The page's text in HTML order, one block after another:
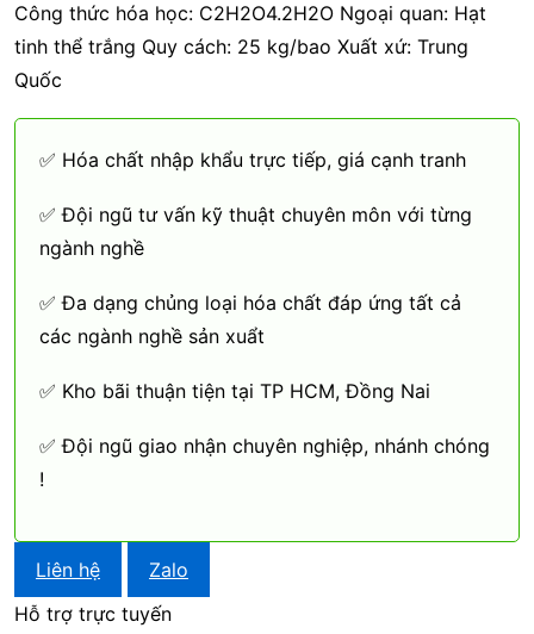
Công thức hóa học: C2H2O4.2H2O Ngoại quan: Hạt
tinh thể trắng Quy cách: 25 kg/bao Xuất xứ: Trung
Quốc
✅ Hóa chất nhập khẩu trực tiếp, giá cạnh tranh
✅ Đội ngũ tư vấn kỹ thuật chuyên môn với từng
ngành nghề
✅ Đa dạng chủng loại hóa chất đáp ứng tất cả
các ngành nghề sản xuẩt
✅ Kho bãi thuận tiện tại TP HCM, Đồng Nai
✅ Đội ngũ giao nhận chuyên nghiệp, nhánh chóng
!
Liên hệ
Zalo
Hỗ trợ trực tuyến